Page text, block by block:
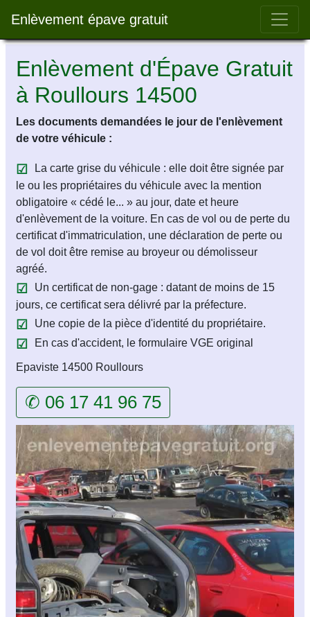
Enlèvement épave gratuit Bar
Enlèvement d'Épave Gratuit
à Roullours 14500
Les documents demandées le jour de l'enlèvement
de votre véhicule :
La carte grise du véhicule : elle doit être signée par
le ou les propriétaires du véhicule avec la mention
obligatoire « cédé le... » au jour, date et heure
d'enlèvement de la voiture. En cas de vol ou de perte du
certificat d'immatriculation, une déclaration de perte ou
de vol doit être remise au broyeur ou démolisseur
agréé.
Un certificat de non-gage : datant de moins de 15
jours, ce certificat sera délivré par la préfecture.
Une copie de la pièce d'identité du propriétaire.
En cas d'accident, le formulaire VGE original
Epaviste 14500 Roullours
✆ 06 17 41 96 75